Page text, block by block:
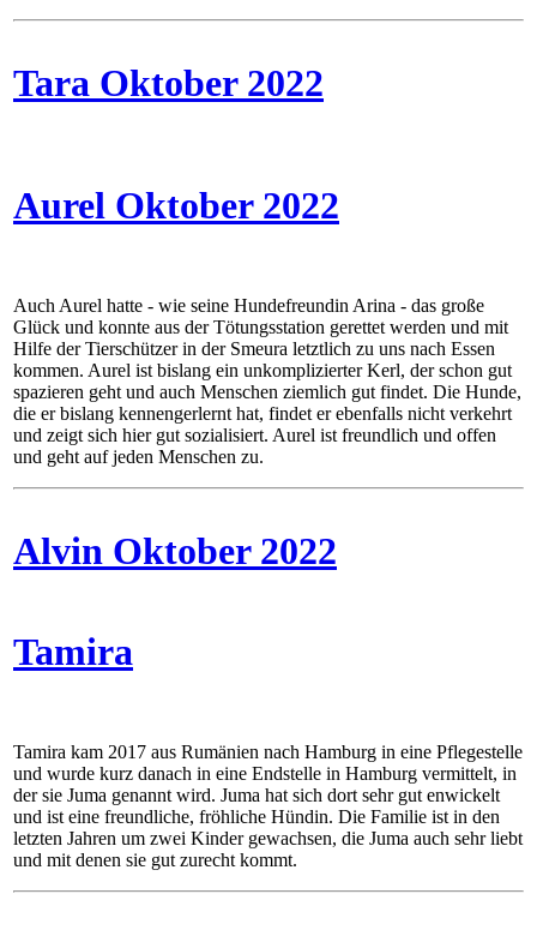
Tara Oktober 2022
Aurel Oktober 2022
Auch Aurel hatte - wie seine Hundefreundin Arina - das große
Glück und konnte aus der Tötungsstation gerettet werden und mit
Hilfe der Tierschützer in der Smeura letztlich zu uns nach Essen
kommen. Aurel ist bislang ein unkomplizierter Kerl, der schon gut
spazieren geht und auch Menschen ziemlich gut findet. Die Hunde,
die er bislang kennengerlernt hat, findet er ebenfalls nicht verkehrt
und zeigt sich hier gut sozialisiert. Aurel ist freundlich und offen
und geht auf jeden Menschen zu.
Alvin Oktober 2022
Tamira
Tamira kam 2017 aus Rumänien nach Hamburg in eine Pflegestelle
und wurde kurz danach in eine Endstelle in Hamburg vermittelt, in
der sie Juma genannt wird. Juma hat sich dort sehr gut enwickelt
und ist eine freundliche, fröhliche Hündin. Die Familie ist in den
letzten Jahren um zwei Kinder gewachsen, die Juma auch sehr liebt
und mit denen sie gut zurecht kommt.